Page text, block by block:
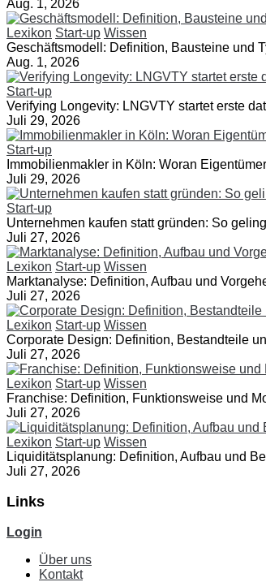
Aug. 1, 2026
Lexikon Start-up Wissen
Geschäftsmodell: Definition, Bausteine und
Aug. 1, 2026
Start-up
Verifying Longevity: LNGVTY startet erste
Juli 29, 2026
Start-up
Immobilienmakler in Köln: Woran
Juli 29, 2026
Start-up
Unternehmen kaufen statt gründen: So
Juli 27, 2026
Lexikon Start-up Wissen
Marktanalyse: Definition, Aufbau und
Juli 27, 2026
Lexikon Start-up Wissen
Corporate Design: Definition, Bestandteile
Juli 27, 2026
Lexikon Start-up Wissen
Franchise: Definition, Funktionsweise und
Juli 27, 2026
Lexikon Start-up Wissen
Liquiditätsplanung: Definition, Aufbau und
Juli 27, 2026
Links
Login
Über uns
Kontakt